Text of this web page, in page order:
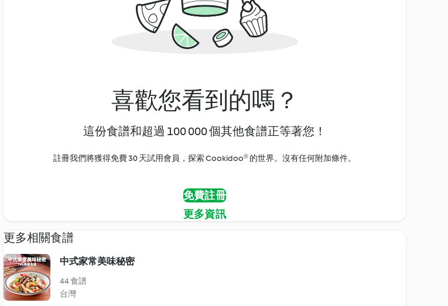
喜歡您看到的嗎？
這份食譜和超過 100 000 個其他食譜正等著您！
註冊我們將獲得免費 30 天試用會員，探索 Cookidoo® 的世界。沒有任何附加條件。
免費註冊
更多資訊
更多相關食譜
中式家常美味秘密
44 食譜
台灣